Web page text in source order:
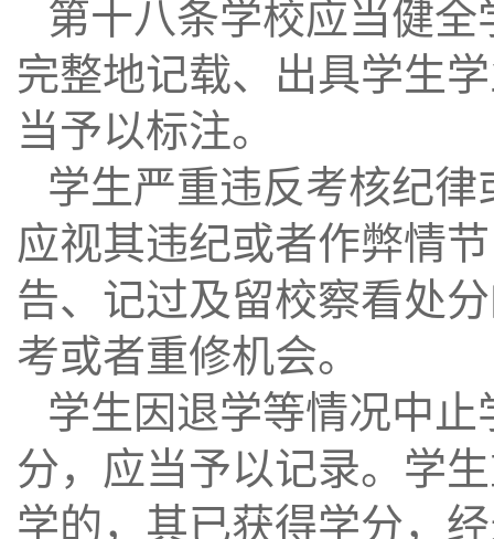
第十八条学校应当健
完整地记载、出具学生
当予以标注。
学生严重违反考核纪
应视其违纪或者作弊情
告、记过及留校察看处
考或者重修机会。
学生因退学等情况中
分，应当予以记录。学
学的，其已获得学分，